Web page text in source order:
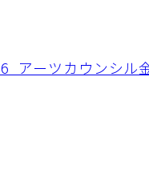
アーツカウンシル